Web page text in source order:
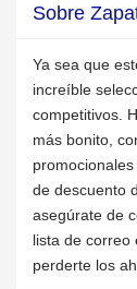
Sobre
Ya sea que
increíble
competitivos.
más bonito,
de descuento
asegúrate de
lista de correo
perderte los